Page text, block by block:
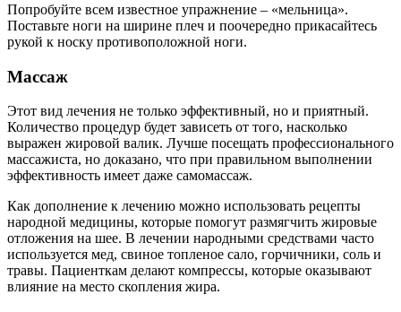
Попробуйте всем известное упражнение – «мельница».
Поставьте ноги на ширине плеч и поочередно прикасайтесь
рукой к носку противоположной ноги.
Массаж
Этот вид лечения не только эффективный, но и приятный.
Количество процедур будет зависеть от того, насколько
выражен жировой валик. Лучше посещать профессионального
массажиста, но доказано, что при правильном выполнении
эффективность имеет даже самомассаж.
Как дополнение к лечению можно использовать рецепты
народной медицины, которые помогут размягчить жировые
отложения на шее. В лечении народными средствами часто
используется мед, свиное топленое сало, горчичники, соль и
травы. Пациенткам делают компрессы, которые оказывают
влияние на место скопления жира.